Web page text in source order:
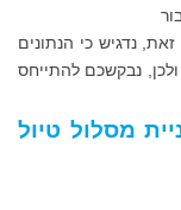
נדגיש כי הנתונים
נבקשכם להתייחס
מסלול טיול